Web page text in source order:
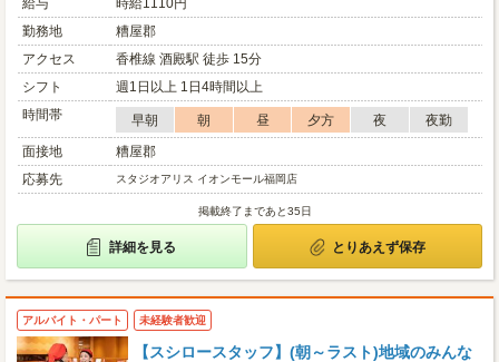
給与
時給1110円
勤務地
糟屋郡
アクセス
香椎線 酒殿駅 徒歩 15分
シフト
週1日以上 1日4時間以上
時間帯
早朝 朝 昼 夕方 夜
夜勤
面接地
糟屋郡
応募先
スタジオアリス イオンモール福岡店
掲載終了まであと35日
詳細を見る とりあえず保存
アルバイト・パート 未経験者歓迎
【スシロースタッフ】(朝～ラスト)地域のみんな